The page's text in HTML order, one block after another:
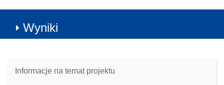
Wyniki
Informacje na temat projektu